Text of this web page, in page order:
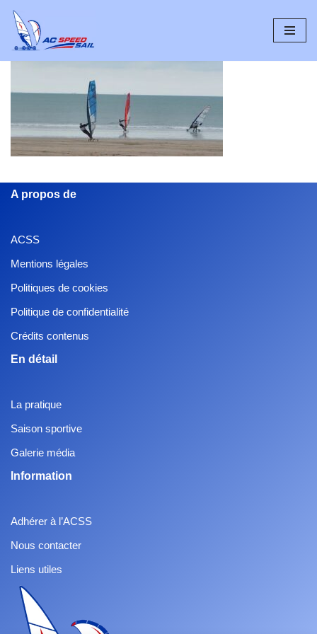
Aller
au
A propos de
ACSS
Mentions légales
Politiques de cookies
Politique de confidentialité
Crédits contenus
En détail
La pratique
Saison sportive
Galerie média
Information
Adhérer à l’ACSS
Nous contacter
Liens utiles